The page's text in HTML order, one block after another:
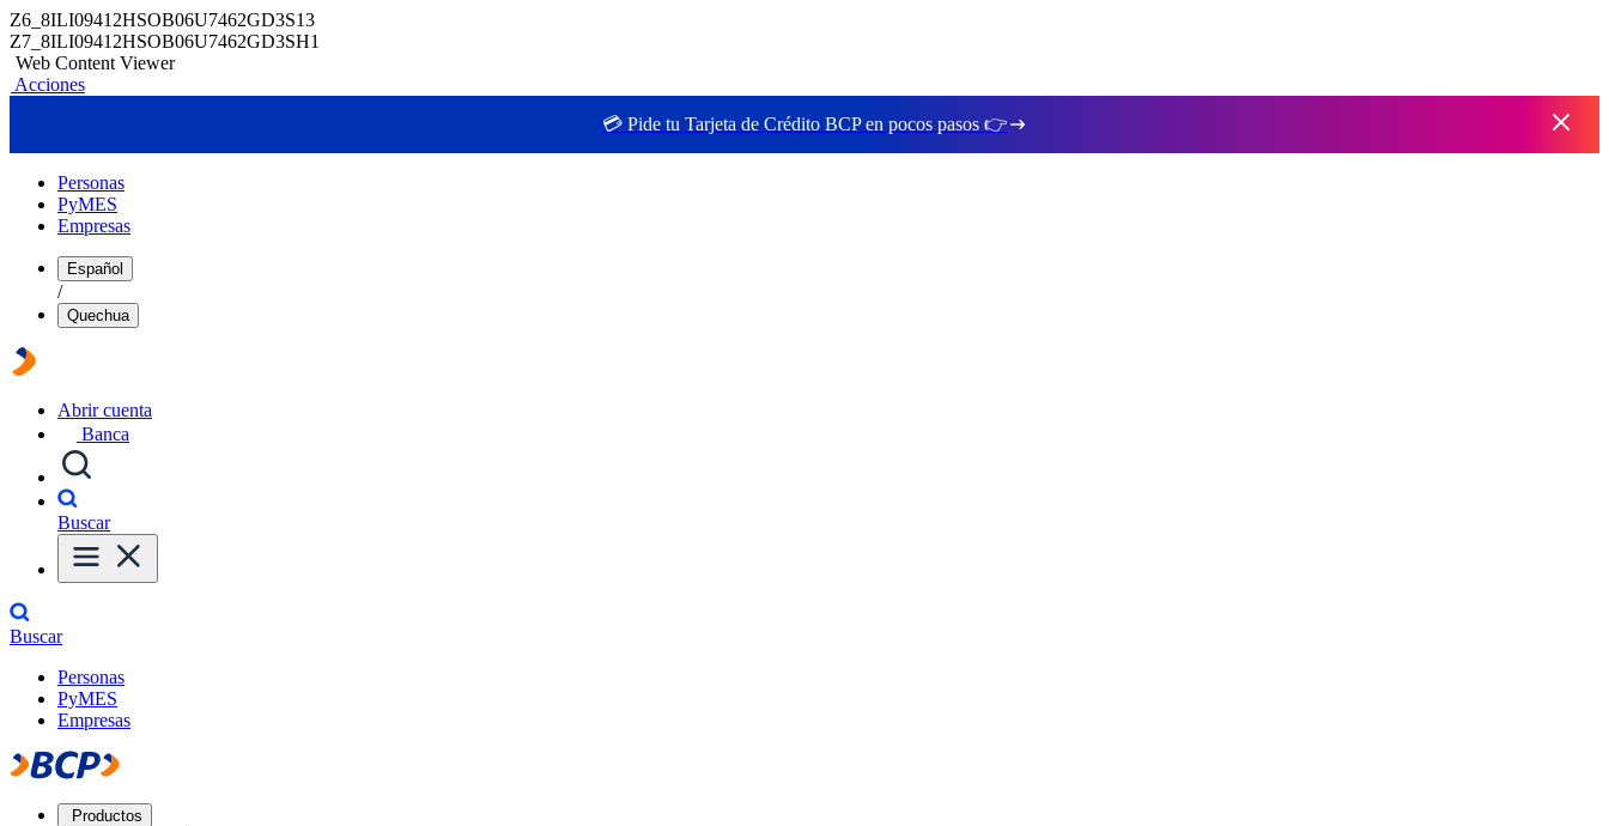
Z6_8ILI09412HSOB06U7462GD3S13
Z7_8ILI09412HSOB06U7462GD3SH1
Web Content Viewer
Acciones
💳 Pide tu Tarjeta de Crédito BCP en pocos pasos 👉
Personas
PyMES
Empresas
Español
/
Quechua
Abrir cuenta
Banca
Buscar
Buscar
Personas
PyMES
Empresas
Productos